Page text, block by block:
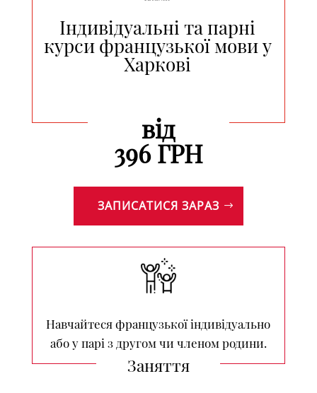
Індивідуальні та парні
курси французької мови у
Харкові
від
396 ГРН
ЗАПИСАТИСЯ ЗАРАЗ
Навчайтеся французької індивідуально
або у парі з другом чи членом родини.
Заняття